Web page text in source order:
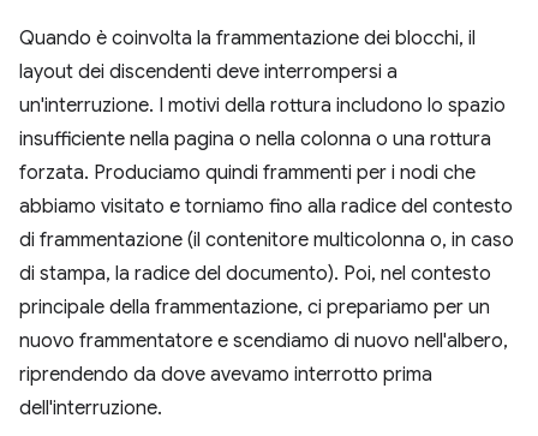
Quando è coinvolta la frammentazione dei blocchi, il
layout dei discendenti deve interrompersi a
un'interruzione. I motivi della rottura includono lo spazio
insufficiente nella pagina o nella colonna o una rottura
forzata. Produciamo quindi frammenti per i nodi che
abbiamo visitato e torniamo fino alla radice del contesto
di frammentazione (il contenitore multicolonna o, in caso
di stampa, la radice del documento). Poi, nel contesto
principale della frammentazione, ci prepariamo per un
nuovo frammentatore e scendiamo di nuovo nell'albero,
riprendendo da dove avevamo interrotto prima
dell'interruzione.